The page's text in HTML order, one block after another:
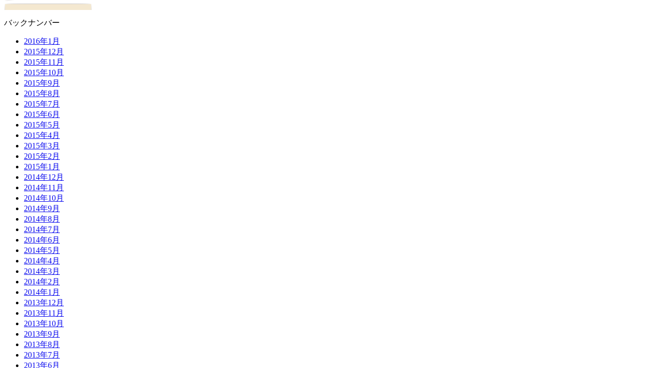
バックナンバー
2016年1月
2015年12月
2015年11月
2015年10月
2015年9月
2015年8月
2015年7月
2015年6月
2015年5月
2015年4月
2015年3月
2015年2月
2015年1月
2014年12月
2014年11月
2014年10月
2014年9月
2014年8月
2014年7月
2014年6月
2014年5月
2014年4月
2014年3月
2014年2月
2014年1月
2013年12月
2013年11月
2013年10月
2013年9月
2013年8月
2013年7月
2013年6月